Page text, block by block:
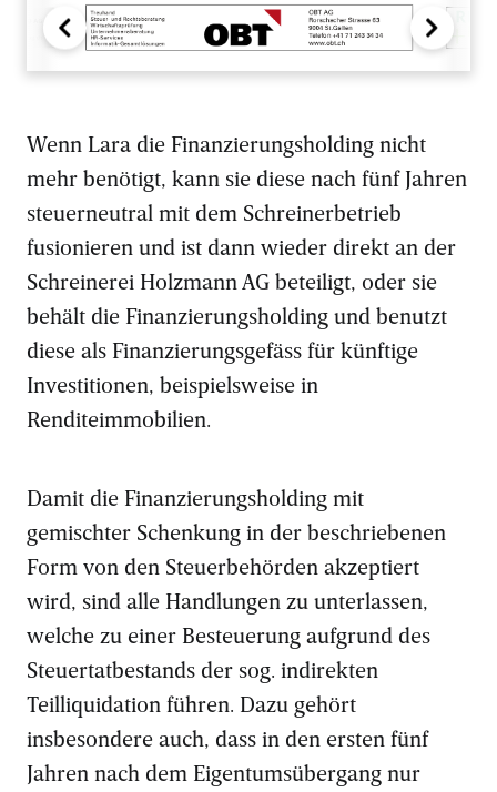
Wenn Lara die Finanzierungsholding nicht
mehr benötigt, kann sie diese nach fünf Jahren
steuerneutral mit dem Schreinerbetrieb
fusionieren und ist dann wieder direkt an der
Schreinerei Holzmann AG beteiligt, oder sie
behält die Finanzierungsholding und benutzt
diese als Finanzierungsgefäss für künftige
Investitionen, beispielsweise in
Renditeimmobilien.
Damit die Finanzierungsholding mit
gemischter Schenkung in der beschriebenen
Form von den Steuerbehörden akzeptiert
wird, sind alle Handlungen zu unterlassen,
welche zu einer Besteuerung aufgrund des
Steuertatbestands der sog. indirekten
Teilliquidation führen. Dazu gehört
insbesondere auch, dass in den ersten fünf
Jahren nach dem Eigentumsübergang nur